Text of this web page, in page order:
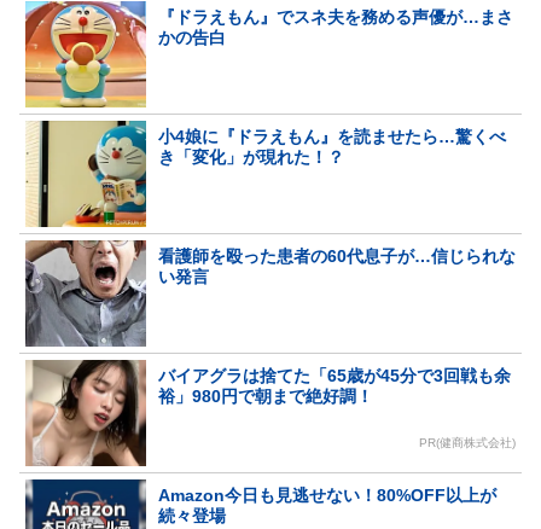
『ドラえもん』でスネ夫を務める声優が…まさ
かの告白
小4娘に『ドラえもん』を読ませたら…驚くべ
き「変化」が現れた！？
看護師を殴った患者の60代息子が…信じられな
い発言
バイアグラは捨てた「65歳が45分で3回戦も余
裕」980円で朝まで絶好調！
PR(健商株式会社)
Amazon今日も見逃せない！80%OFF以上が
続々登場